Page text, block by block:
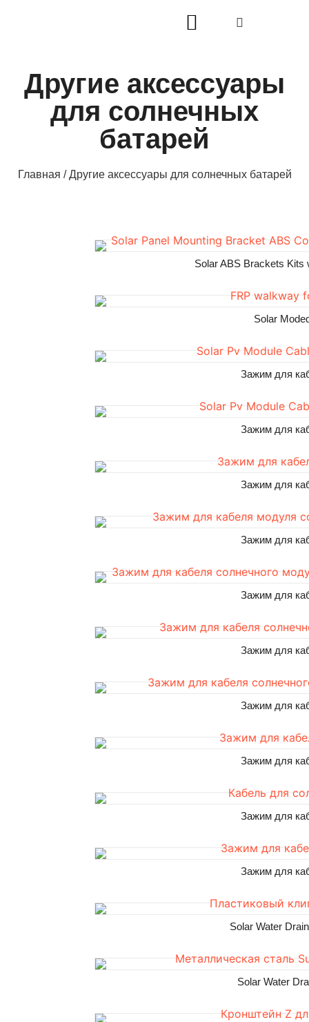
Другие аксессуары
для солнечных
батарей
Главная / Другие аксессуары для солнечных батарей
Solar ABS Brackets Kits
Solar
Зажим для
Зажим для
Зажим для
Зажим для
Зажим для
Зажим для
Зажим для
Зажим для
Зажим для
Зажим для
Solar Water
Solar Water